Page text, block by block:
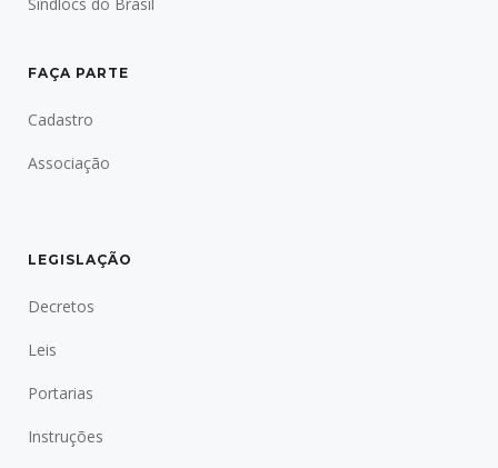
FAÇA PARTE
Cadastro
Associação
LEGISLAÇÃO
Decretos
Leis
Portarias
Instruções